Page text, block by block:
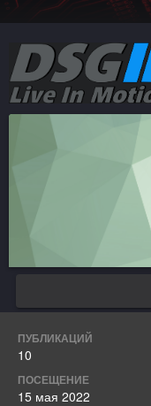
ПУБЛИКАЦИЙ
10
ПОСЕЩЕНИЕ
15 мая 2022